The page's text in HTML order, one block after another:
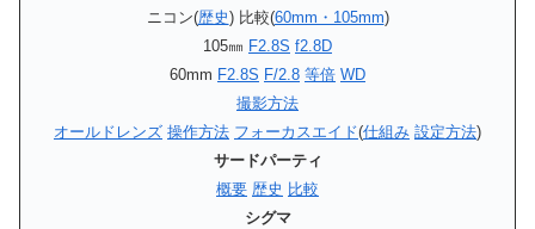
ニコン(歴史) 比較(60mm・105mm)
105㎜ F2.8S f2.8D
60mm F2.8S F/2.8 等倍 WD
撮影方法
オールドレンズ 操作方法 フォーカスエイド(仕組み 設定方法)
サードパーティ
概要 歴史 比較
シグマ